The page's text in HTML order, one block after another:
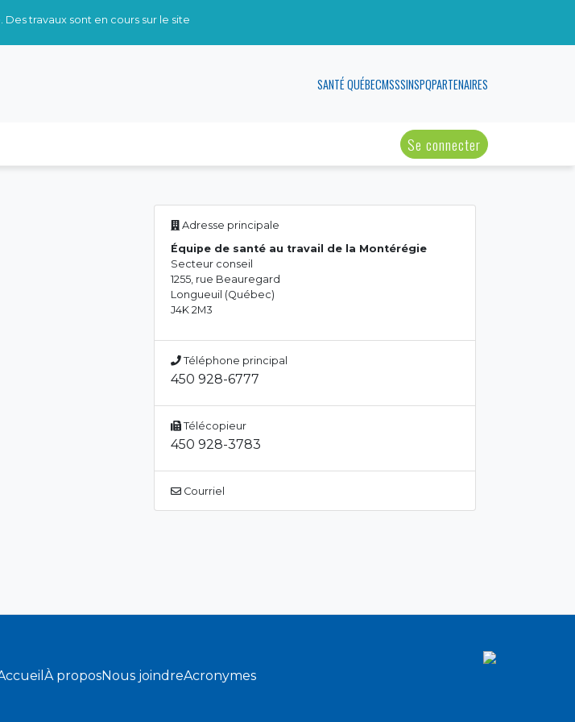
travaux sont en cours sur le site
SANTÉ QUÉBECMSSSINSPQPARTENAIRES
Se connecter
Adresse principale
Équipe de santé au travail de la Montérégie
Secteur conseil
1255, rue Beauregard
Longueuil (Québec)
J4K 2M3
Téléphone principal
450 928-6777
Télécopieur
450 928-3783
Courriel
À proposNous joindreAcronymes